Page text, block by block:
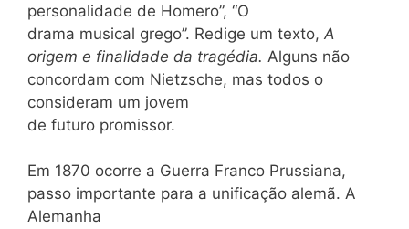
personalidade de Homero”, “O
drama musical grego”. Redige um texto, A
origem e finalidade da tragédia. Alguns não
concordam com Nietzsche, mas todos o
consideram um jovem
de futuro promissor.
Em 1870 ocorre a Guerra Franco Prussiana,
passo importante para a unificação alemã. A
Alemanha